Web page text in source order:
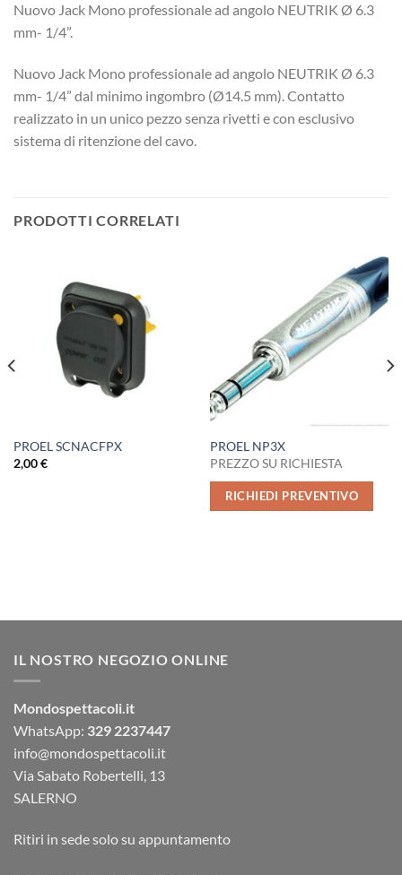
Nuovo Jack Mono professionale ad angolo NEUTRIK Ø 6.3
mm- 1/4”.
Nuovo Jack Mono professionale ad angolo NEUTRIK Ø 6.3
mm- 1/4” dal minimo ingombro (Ø14.5 mm). Contatto
realizzato in un unico pezzo senza rivetti e con esclusivo
sistema di ritenzione del cavo.
PRODOTTI CORRELATI
PROEL SCNACFPX
2,00€
PROEL NP3X
PREZZO SU RICHIESTA
RICHIEDI PREVENTIVO
IL NOSTRO NEGOZIO ONLINE
Mondospettacoli.it
WhatsApp: 329 2237447
info@mondospettacoli.it
Via Sabato Robertelli, 13
SALERNO
Ritiri in sede solo su appuntamento